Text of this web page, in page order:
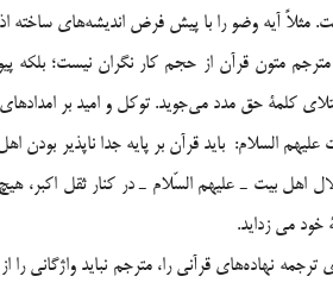
مثلاً آيه وضو را با پيش فرض انديشه‌هاي ساخته
متون قرآن از حجم كار نگران نيست؛ بلكه
كلمة حق مدد مي‌جويد. توکل و اميد بر
عليهم السلام: بايد قرآن بر پايه جدا ناپذير
بيت ـ عليهم السّلام ـ در كنار ثقل اكبر، هيچ
خود مي زدايد.
نهاده‌هاي قرآني را، مترجم نبايد واژگاني را